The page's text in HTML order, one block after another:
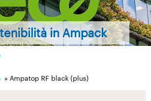
in Ampack
» Ampatop RF black (plus)